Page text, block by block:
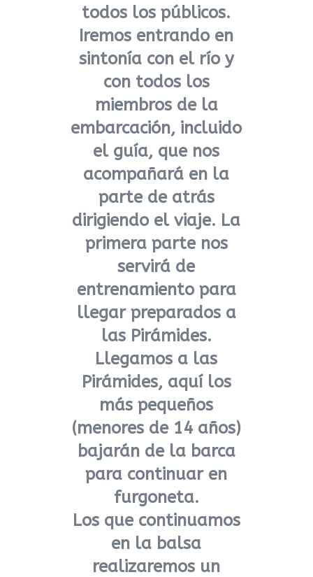
todos los públicos.
Iremos entrando en
sintonía con el río y
con todos los
miembros de la
embarcación, incluido
el guía, que nos
acompañará en la
parte de atrás
dirigiendo el viaje. La
primera parte nos
servirá de
entrenamiento para
llegar preparados a
las Pirámides.
Llegamos a las
Pirámides, aquí los
más pequeños
(menores de 14 años)
bajarán de la barca
para continuar en
furgoneta.
Los que continuamos
en la balsa
realizaremos un